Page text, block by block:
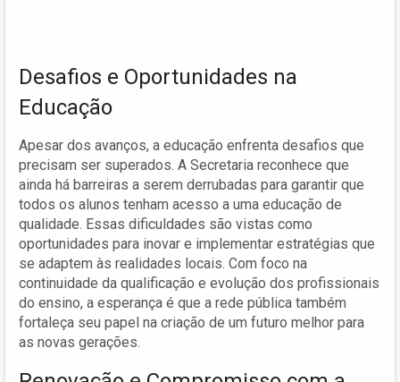
Desafios e Oportunidades na
Educação
Apesar dos avanços, a educação enfrenta desafios que
precisam ser superados. A Secretaria reconhece que
ainda há barreiras a serem derrubadas para garantir que
todos os alunos tenham acesso a uma educação de
qualidade. Essas dificuldades são vistas como
oportunidades para inovar e implementar estratégias que
se adaptem às realidades locais. Com foco na
continuidade da qualificação e evolução dos profissionais
do ensino, a esperança é que a rede pública também
fortaleça seu papel na criação de um futuro melhor para
as novas gerações.